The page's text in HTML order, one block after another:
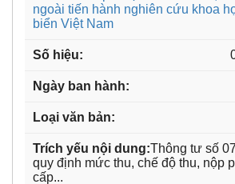
ngoài tiến hành nghiên cứu khoa
biển Việt Nam
Thông tư số
quy định mức thu, chế độ thu, nộp
cấp...